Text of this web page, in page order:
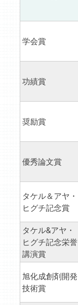
学会賞
功績賞
奨励賞
優秀論文賞
タケル＆アヤ・
ヒグチ記念賞
タケル&アヤ・
ヒグチ記念栄誉
講演賞
旭化成創剤開発
技術賞